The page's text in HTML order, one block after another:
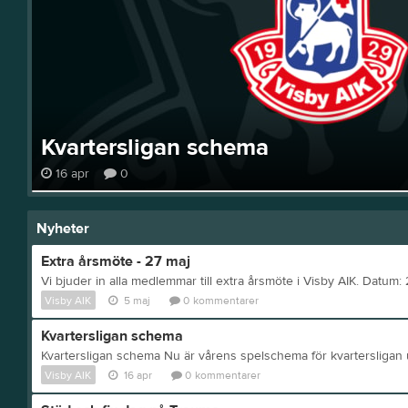
Kvartersligan schema
16 apr 0
Nyheter
Extra årsmöte - 27 maj
Visby AIK 5 maj 0 kommentarer
Kvartersligan schema
Kvartersligan schema Nu är vårens spelschema för kvartersligan
Visby AIK 16 apr 0 kommentarer